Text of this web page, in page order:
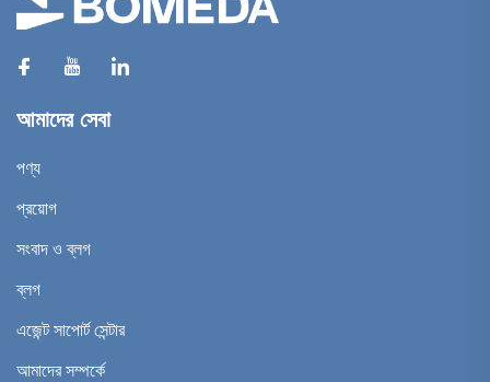
আমাদের সেবা
পণ্য
প্রয়োগ
সংবাদ ও ব্লগ
ব্লগ
এজেন্ট সাপোর্ট সেন্টার
আমাদের সম্পর্কে